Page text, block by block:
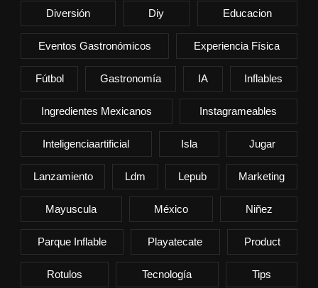
Diversión Diy Educacion
Eventos Gastronómicos Experiencia Física
Fútbol Gastronomía IA Inflables
Ingredientes Mexicanos Instagrameables
Inteligenciaartificial Isla Jugar
Lanzamiento Ldm Lepub Marketing
Mayuscula México Niñez
Parque Inflable Playatecate Product
Rotulos Tecnología Tips